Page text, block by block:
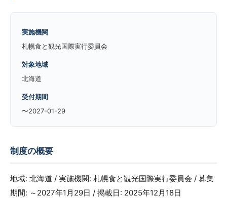
実施機関
札幌食と観光国際実行委員会
対象地域
北海道
受付期間
〜2027-01-29
制度の概要
地域: 北海道 / 実施機関: 札幌食と観光国際実行委員会 / 募集
期間: ～2027年1月29日 / 掲載日: 2025年12月18日